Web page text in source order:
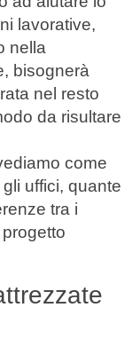
lavorative,
nella
bisognerà
nel resto
da risultare
come
uffici, quante
tra i